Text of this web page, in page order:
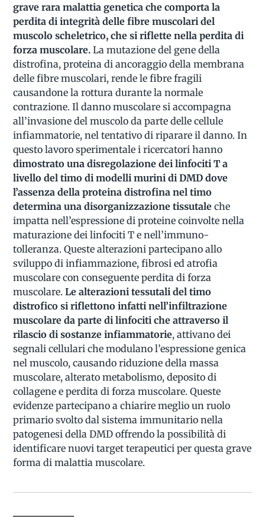
grave rara malattia genetica che comporta la
perdita di integrità delle fibre muscolari del
muscolo scheletrico, che si riflette nella perdita di
forza muscolare. La mutazione del gene della
distrofina, proteina di ancoraggio della membrana
delle fibre muscolari, rende le fibre fragili
causandone la rottura durante la normale
contrazione. Il danno muscolare si accompagna
all’invasione del muscolo da parte delle cellule
infiammatorie, nel tentativo di riparare il danno. In
questo lavoro sperimentale i ricercatori hanno
dimostrato una disregolazione dei linfociti T a
livello del timo di modelli murini di DMD dove
l’assenza della proteina distrofina nel timo
determina una disorganizzazione tissutale che
impatta nell’espressione di proteine coinvolte nella
maturazione dei linfociti T e nell’immuno-
tolleranza. Queste alterazioni partecipano allo
sviluppo di infiammazione, fibrosi ed atrofia
muscolare con conseguente perdita di forza
muscolare.Le alterazioni tessutali del timo
distrofico si riflettono infatti nell’infiltrazione
muscolare da parte di linfociti che attraverso il
rilascio di sostanze infiammatorie, attivano dei
segnali cellulari che modulano l’espressione genica
nel muscolo, causando riduzione della massa
muscolare, alterato metabolismo, deposito di
collagene e perdita di forza muscolare. Queste
evidenze partecipano a chiarire meglio un ruolo
primario svolto dal sistema immunitario nella
patogenesi della DMD offrendo la possibilità di
identificare nuovi target terapeutici per questa grave
forma di malattia muscolare.